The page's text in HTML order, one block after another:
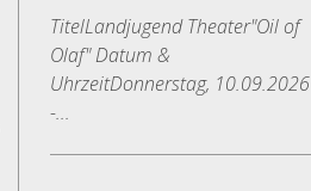
TitelLandjugend Theater"Oil of
Olaf" Datum &
UhrzeitDonnerstag, 10.09.2026
-...